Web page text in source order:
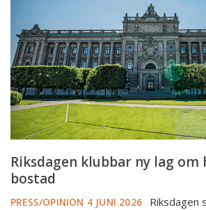
hyrköp
bostad
Riksdagen klubbar ny lag om
bostad
PRESS/OPINION 4 JUNI 2026
Riksdagen